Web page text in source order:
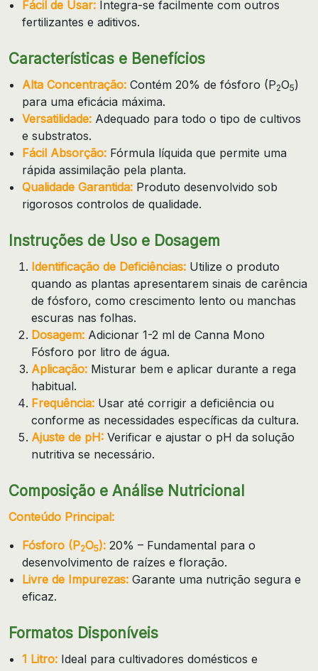
Fácil de Usar: Integra-se facilmente com outros
fertilizantes e aditivos.
Características e Benefícios
Alta Concentração: Contém 20% de fósforo (P2O5)
para uma eficácia máxima.
Versatilidade: Adequado para todo o tipo de cultivos
e substratos.
Fácil Absorção: Fórmula líquida que permite uma
rápida assimilação pela planta.
Qualidade Garantida: Produto desenvolvido sob
rigorosos controlos de qualidade.
Instruções de Uso e Dosagem
Identificação de Deficiências: Utilize o produto
quando as plantas apresentarem sinais de carência
de fósforo, como crescimento lento ou manchas
escuras nas folhas.
Dosagem: Adicionar 1-2 ml de Canna Mono
Fósforo por litro de água.
Aplicação: Misturar bem e aplicar durante a rega
habitual.
Frequência: Usar até corrigir a deficiência ou
conforme as necessidades específicas da cultura.
Ajuste de pH: Verificar e ajustar o pH da solução
nutritiva se necessário.
Composição e Análise Nutricional
Conteúdo Principal:
Fósforo (P2O5): 20% – Fundamental para o
desenvolvimento de raízes e floração.
Livre de Impurezas: Garante uma nutrição segura e
eficaz.
Formatos Disponíveis
1 Litro: Ideal para cultivadores domésticos e